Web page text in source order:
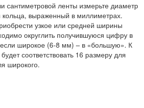
ленты измерьте диаметр
кольца, выраженный в миллиметрах.
узкое или средней ширины
округлить получившуюся цифру в
широкое (6-8 мм) – в «большую». К
соответствовать 16 размеру для
широкого.